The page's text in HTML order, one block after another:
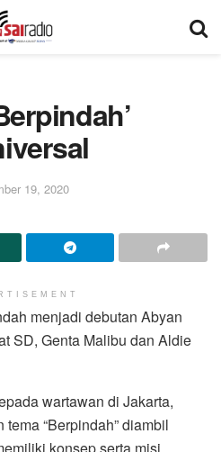
19, 2020
menjadi debutan Abyan
SD, Genta Malibu dan Aldie
wartawan di Jakarta,
“Berpindah” diambil
konsep serta misi